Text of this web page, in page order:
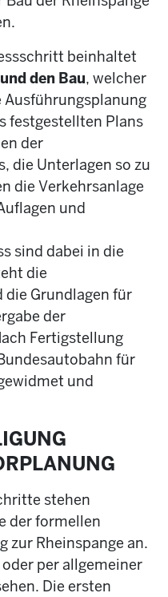
beinhaltet
undden Bau, welcher
festgestellten Plans
der
die Unterlagen so zu
die Verkehrsanlage
und
sind dabei in die
die
Grundlagen für
der
Fertigstellung
für
und
stehen
der formellen
zur Rheinspange an.
per allgemeiner
Die ersten